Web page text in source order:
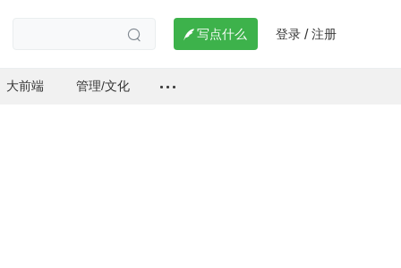
  写点什么 登录 / 注册
大前端 管理/文化